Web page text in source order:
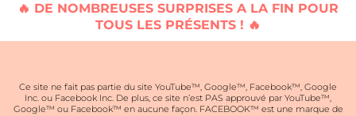
🔥 DE NOMBREUSES SURPRISES A LA FIN POUR
TOUS LES PRÉSENTS ! 🔥
Ce site ne fait pas partie du site YouTube™, Google™, Facebook™, Google
Inc. ou Facebook Inc. De plus, ce site n’est PAS approuvé par YouTube™,
Google™ ou Facebook™ en aucune façon. FACEBOOK™ est une marque de